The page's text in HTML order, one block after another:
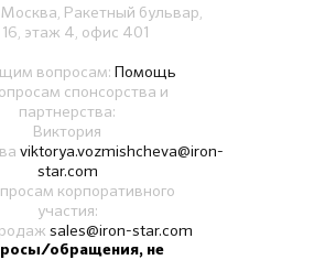
Москва, Ракетный бульвар,
16, этаж 4, офис 401
вопросам: Помощь
спонсорства и
партнерства:
Виктория
viktorya.vozmishcheva@iron-
star.com
корпоративного
участия:
sales@iron-star.com
обращения, не